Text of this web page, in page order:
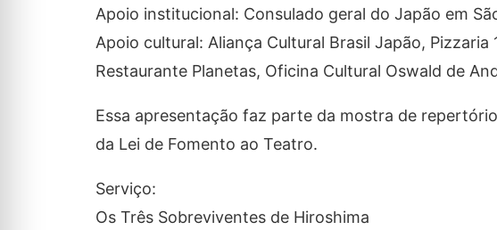
Apoio institucional: Consulado geral do Japão em
Apoio cultural: Aliança Cultural Brasil Japão,
Restaurante Planetas, Oficina Cultural Oswald de
Essa apresentação faz parte da mostra de
da Lei de Fomento ao Teatro.
Serviço:
Os Três Sobreviventes de Hiroshima